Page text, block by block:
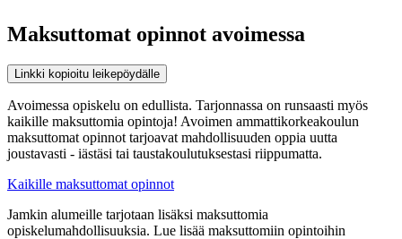
Maksuttomat opinnot avoimessa
Linkki kopioitu leikepöydälle
Avoimessa opiskelu on edullista. Tarjonnassa on runsaasti myös
kaikille maksuttomia opintoja! Avoimen ammattikorkeakoulun
maksuttomat opinnot tarjoavat mahdollisuuden oppia uutta
joustavasti - iästäsi tai taustakoulutuksestasi riippumatta.
Kaikille maksuttomat opinnot
Jamkin alumeille tarjotaan lisäksi maksuttomia
opiskelumahdollisuuksia. Lue lisää maksuttomiin opintoihin